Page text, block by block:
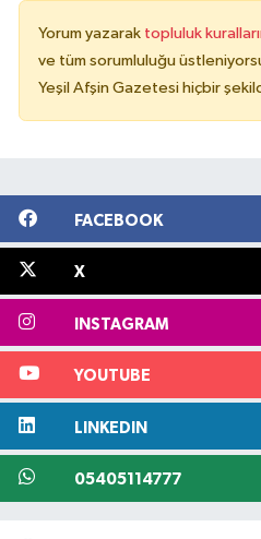
Yorum yazarak topluluk
ve tüm sorumluluğu
Yeşil Afşin Gazetesi hiçbir
FACEBOOK
X
INSTAGRAM
YOUTUBE
LINKEDIN
05405114777